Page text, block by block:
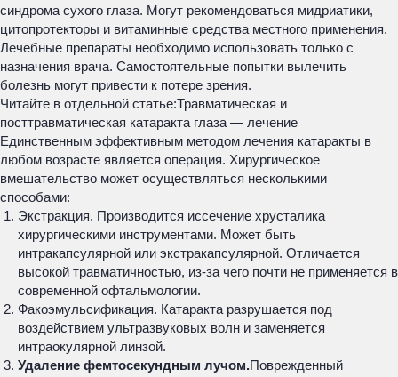
синдрома сухого глаза. Могут рекомендоваться мидриатики,
цитопротекторы и витаминные средства местного применения.
Лечебные препараты необходимо использовать только с
назначения врача. Самостоятельные попытки вылечить
болезнь могут привести к потере зрения.
Читайте в отдельной статье:Травматическая и
посттравматическая катаракта глаза — лечение
Единственным эффективным методом лечения катаракты в
любом возрасте является операция. Хирургическое
вмешательство может осуществляться несколькими
способами:
Экстракция. Производится иссечение хрусталика
хирургическими инструментами. Может быть
интракапсулярной или экстракапсулярной. Отличается
высокой травматичностью, из-за чего почти не применяется в
современной офтальмологии.
Факоэмульсификация. Катаракта разрушается под
воздействием ультразвуковых волн и заменяется
интраокулярной линзой.
Удаление фемтосекундным лучом.Поврежденный